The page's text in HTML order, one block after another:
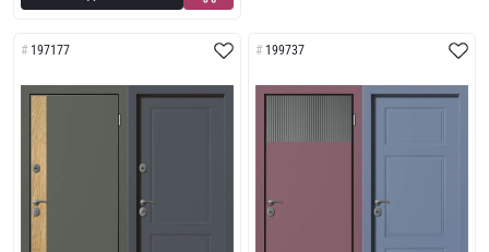
197177 199737